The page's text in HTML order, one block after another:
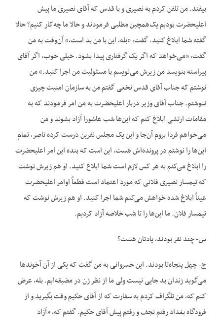
بیفتد. من تلفن کردم به نصیری و با قدس که آقای نصیری ما پیش
اعلیحضرت بودیم یک‌همچین مطلبی فرمودند و حالا ما چه‌کار کنیم؟ حالا
گفته شما ابلاغ کنید. گفت، «بله، این با من بد است،» آن‌وقت به من
گفت، «می‌خواهد که اگر یک گرفتاری پیدا بشود. خیلی خوب، اگر آقای
پیراسته بنویسد من زیرش می‌نویسم با مسئولیت من اجرا کنید.» من
نوشتم که جناب آقای قدس نخعی گفتم من به سازمان امنیت چیزی
ننوشتم. جناب آقای وزیر دربار اعلیحضرت به من امر فرمودند که به
مقامات ارتشی ابلاغ کنم که این‌ها شب عاشورا آزاد بشوند و من
می‌خواهم فردا بروم آن‌جا و این یک مجلس نفرین درست کرده ناصر، تمام
این‌ها را نوشتم در پرونده‌اش هست، این است که بنده این امر اعلیحضرت
را ابلاغ می‌کنم به هر کس لازم است شما ابلاغ کنید. او هم زیرش نوشت
که تیمسار نصیری فلانی که مورد اعتماد است قطعاً اوامر اعلیحضرت
عیناً ابلاغ شده خواهش می‌کنم شما اجرا کنید. او هم زیرش نوشت که
تیمسار فلان. ما این‌ها را تا شب خلاصه آزاد کردیم.
س- چند نفر بودند، یادتان هست؟
ج- چهل پنجاه‌تا بودند. این خسروانی به من گفت که یکی از آن آخوندها
می‌گوید زندان بد جایی نیست ولی ما از نظر زن در مضیقه‌ایم. بله، عرض
کنم که، من تلگراف کردم به سفارت که از آقای حکیم وقت بگیرید و از
فرودگاه بغداد رفتم نجف و رفتم پیش آقای حکیم. گفتم که، «آزاد